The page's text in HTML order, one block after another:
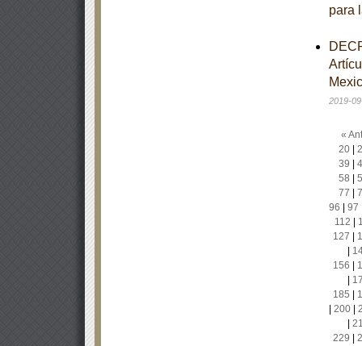
para
2019-
«
20|
39
58
77
96
97
112
127
156
185
200|
229